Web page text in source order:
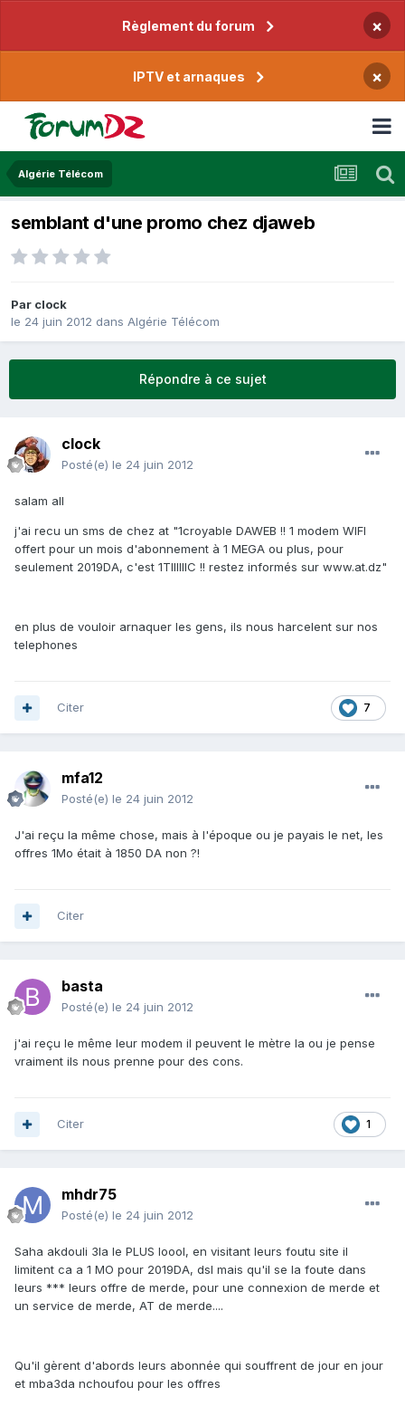
Règlement du forum ×
IPTV et arnaques ×
Algérie Télécom
semblant d'une promo chez djaweb
Par clock
le 24 juin 2012 dans Algérie Télécom
Répondre à ce sujet
clock
Posté(e) le 24 juin 2012
salam all
j'ai recu un sms de chez at "1croyable DAWEB !! 1 modem WIFI
offert pour un mois d'abonnement à 1 MEGA ou plus, pour
seulement 2019DA, c'est 1TIIIIIIC !! restez informés sur www.at.dz"
en plus de vouloir arnaquer les gens, ils nous harcelent sur nos
telephones
7
Citer
mfa12
Posté(e) le 24 juin 2012
J'ai reçu la même chose, mais à l'époque ou je payais le net, les
offres 1Mo était à 1850 DA non ?!
Citer
basta
Posté(e) le 24 juin 2012
j'ai reçu le même leur modem il peuvent le mètre la ou je pense
vraiment ils nous prenne pour des cons.
1
Citer
mhdr75
Posté(e) le 24 juin 2012
Saha akdouli 3la le PLUS loool, en visitant leurs foutu site il
limitent ca a 1 MO pour 2019DA, dsl mais qu'il se la foute dans
leurs *** leurs offre de merde, pour une connexion de merde et
un service de merde, AT de merde....
Qu'il gèrent d'abords leurs abonnée qui souffrent de jour en jour
et mba3da nchoufou pour les offres